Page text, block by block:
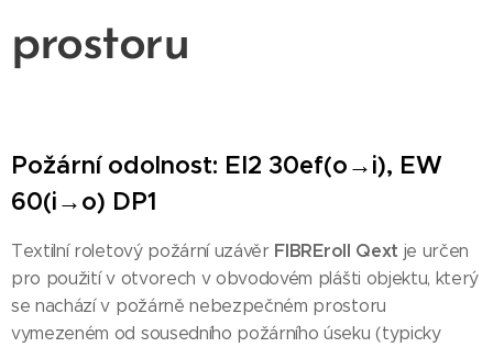
prostoru
Požární odolnost: EI2 30ef(o→i), EW
60(i→o) DP1
Textilní roletový požární uzávěr FIBREroll Qext je určen
pro použití v otvorech v obvodovém plášti objektu, který
se nachází v požárně nebezpečném prostoru
vymezeném od sousedního požárního úseku (typicky